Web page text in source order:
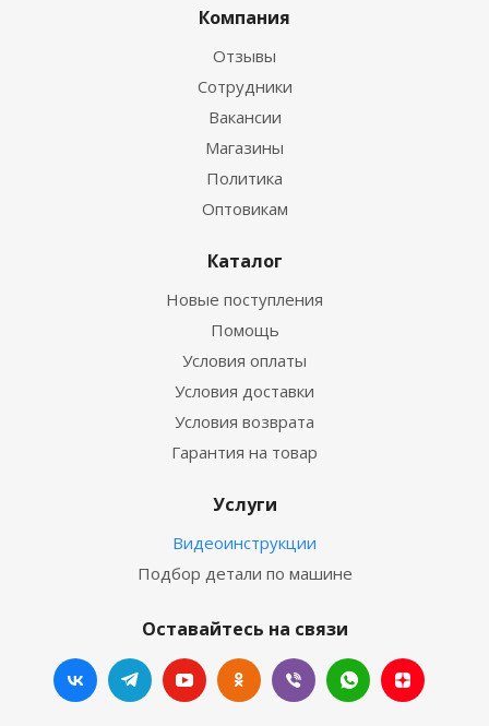
Компания
Отзывы
Сотрудники
Вакансии
Магазины
Политика
Оптовикам
Каталог
Новые поступления
Помощь
Условия оплаты
Условия доставки
Условия возврата
Гарантия на товар
Услуги
Видеоинструкции
Подбор детали по машине
Оставайтесь на связи